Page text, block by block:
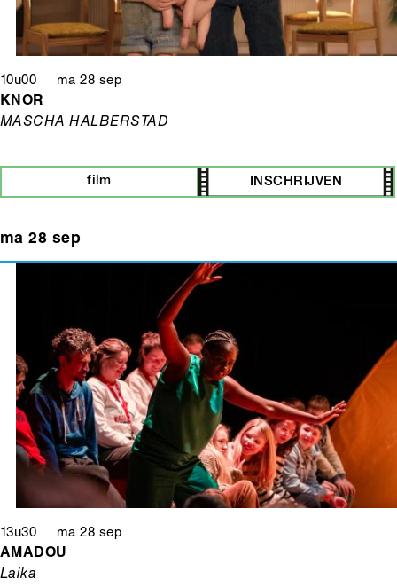
10u00 ma 28 sep
KNOR
MASCHA HALBERSTAD
film INSCHRIJVEN
ma 28 sep
13u30 ma 28 sep
AMADOU
Laika